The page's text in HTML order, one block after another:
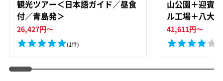
観光ツアー＜日本語ガイド／昼食
付／青島発＞
26,427円～
(1件)
山公園＋迎賓
ル工場＋八大
昼食付／青島
41,611円～